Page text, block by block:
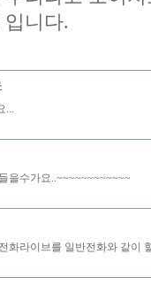
입니다.
...
을수가요..~~~~~~~~~~~~
화라이브를 일반전화와 같이